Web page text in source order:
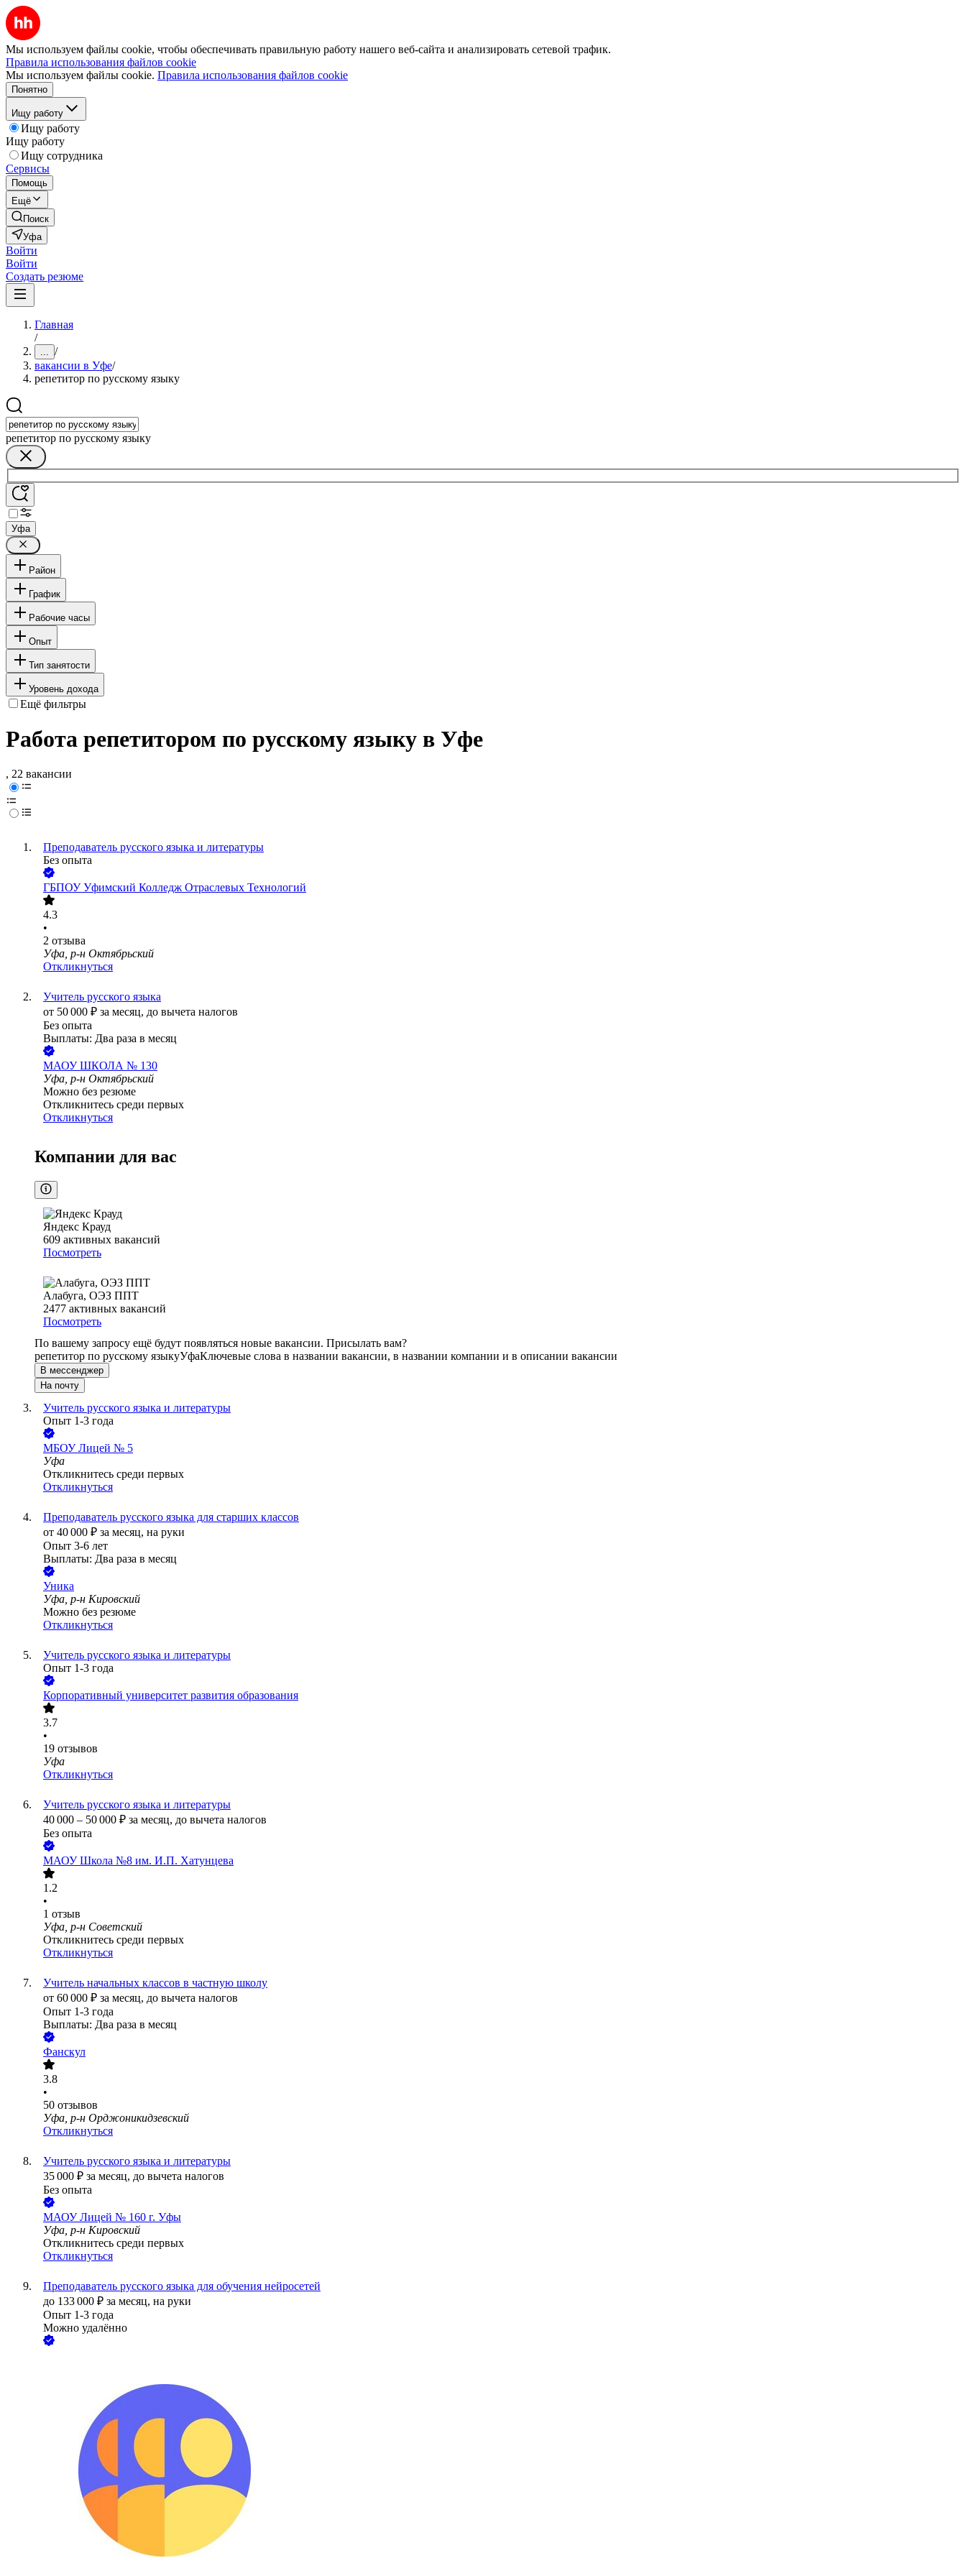
Мы используем файлы cookie, чтобы обеспечивать правильную работу нашего веб-сайта и анализировать сетевой трафик.
Правила использования файлов cookie
Мы используем файлы cookie. Правила использования файлов cookie
Понятно
Ищу работу
Ищу работу
Ищу работу
Ищу сотрудника
Сервисы
Помощь
Ещё
Поиск
Уфа
Войти
Войти
Создать резюме
Главная
/
... /
вакансии в Уфе/
репетитор по русскому языку
репетитор по русскому языку
Уфа
Район
График
Рабочие часы
Опыт
Тип занятости
Уровень дохода
Ещё фильтры
Работа репетитором по русскому языку в Уфе
, 22 вакансии
Преподаватель русского языка и литературы
Без опыта
ГБПОУ Уфимский Колледж Отраслевых Технологий
4.3
•
2 отзыва
Уфа, р-н Октябрьский
Откликнуться
Учитель русского языка
от 50 000 ₽ за месяц, до вычета налогов
Без опыта
Выплаты: Два раза в месяц
МАОУ ШКОЛА № 130
Уфа, р-н Октябрьский
Можно без резюме
Откликнитесь среди первых
Откликнуться
Компании для вас
Яндекс Крауд
609 активных вакансий
Посмотреть
Алабуга, ОЭЗ ППТ
2477 активных вакансий
Посмотреть
По вашему запросу ещё будут появляться новые вакансии. Присылать вам?
репетитор по русскому языкуУфаКлючевые слова в названии вакансии, в названии компании и в описании вакансии
В мессенджер
На почту
Учитель русского языка и литературы
Опыт 1-3 года
МБОУ Лицей № 5
Уфа
Откликнитесь среди первых
Откликнуться
Преподаватель русского языка для старших классов
от 40 000 ₽ за месяц, на руки
Опыт 3-6 лет
Выплаты: Два раза в месяц
Уника
Уфа, р-н Кировский
Можно без резюме
Откликнуться
Учитель русского языка и литературы
Опыт 1-3 года
Корпоративный университет развития образования
3.7
•
19 отзывов
Уфа
Откликнуться
Учитель русского языка и литературы
40 000 – 50 000 ₽ за месяц, до вычета налогов
Без опыта
МАОУ Школа №8 им. И.П. Хатунцева
1.2
•
1 отзыв
Уфа, р-н Советский
Откликнитесь среди первых
Откликнуться
Учитель начальных классов в частную школу
от 60 000 ₽ за месяц, до вычета налогов
Опыт 1-3 года
Выплаты: Два раза в месяц
Фанскул
3.8
•
50 отзывов
Уфа, р-н Орджоникидзевский
Откликнуться
Учитель русского языка и литературы
35 000 ₽ за месяц, до вычета налогов
Без опыта
МАОУ Лицей № 160 г. Уфы
Уфа, р-н Кировский
Откликнитесь среди первых
Откликнуться
Преподаватель русского языка для обучения нейросетей
до 133 000 ₽ за месяц, на руки
Опыт 1-3 года
Можно удалённо